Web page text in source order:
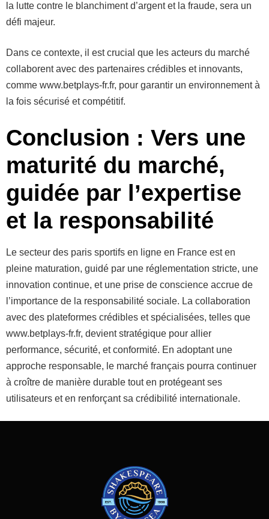
la lutte contre le blanchiment d’argent et la fraude, sera un
défi majeur.
Dans ce contexte, il est crucial que les acteurs du marché
collaborent avec des partenaires crédibles et innovants,
comme www.betplays-fr.fr, pour garantir un environnement à
la fois sécurisé et compétitif.
Conclusion : Vers une
maturité du marché,
guidée par l’expertise
et la responsabilité
Le secteur des paris sportifs en ligne en France est en
pleine maturation, guidé par une réglementation stricte, une
innovation continue, et une prise de conscience accrue de
l’importance de la responsabilité sociale. La collaboration
avec des plateformes crédibles et spécialisées, telles que
www.betplays-fr.fr, devient stratégique pour allier
performance, sécurité, et conformité. En adoptant une
approche responsable, le marché français pourra continuer
à croître de manière durable tout en protégeant ses
utilisateurs et en renforçant sa crédibilité internationale.